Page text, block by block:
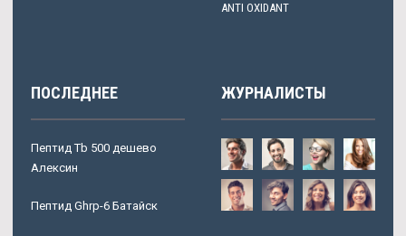
ANTI OXIDANT
ПОСЛЕДНЕЕ
Пептид Tb 500 дешево
Алексин
Пептид Ghrp-6 Батайск
ЖУРНАЛИСТЫ